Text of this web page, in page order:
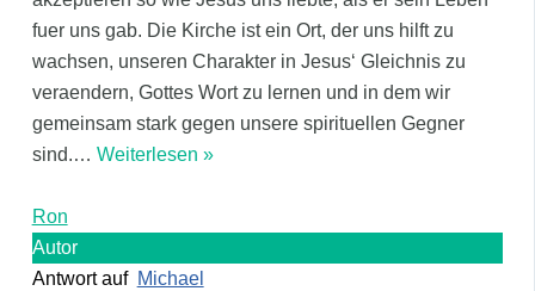
fuer uns gab. Die Kirche ist ein Ort, der uns hilft zu
wachsen, unseren Charakter in Jesus‘ Gleichnis zu
veraendern, Gottes Wort zu lernen und in dem wir
gemeinsam stark gegen unsere spirituellen Gegner
sind.… Weiterlesen »
Ron
Autor
Antwort auf Michael